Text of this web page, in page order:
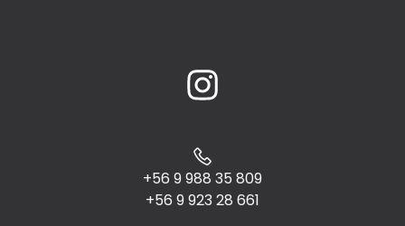
+56 9 988 35 809
+56 9 923 28 661